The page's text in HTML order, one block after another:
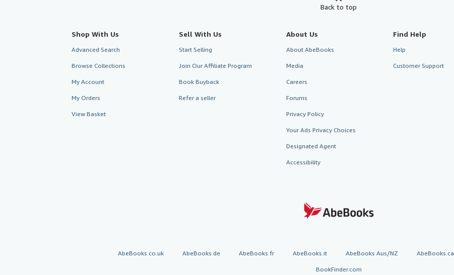
Back to top
Shop With Us
Advanced Search
Browse Collections
My Account
My Orders
View Basket
Sell With Us
Start Selling
Join Our Affiliate Program
Book Buyback
Refer a seller
About Us
About AbeBooks
Media
Careers
Forums
Privacy Policy
Your Ads Privacy Choices
Designated Agent
Accessibility
Find Help
Help
Customer Support
AbeBooks.co.uk AbeBooks.de AbeBooks.fr AbeBooks.it AbeBooks Aus/NZ AbeBooks.ca
BookFinder.com